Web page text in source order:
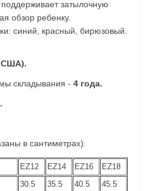
затылочную
обзор ребенку.
синий, красный, бирюзовый.
складывания - 4 года.
в сантиметрах):
EZ12 EZ14 EZ16
EZ18
30.5 35.5 40.5 45.5